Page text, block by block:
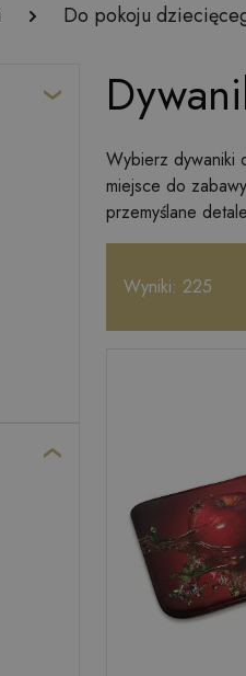
Do pokoju
Wybierz dywaniki
miejsce do
przemyślane
Wyniki: 225